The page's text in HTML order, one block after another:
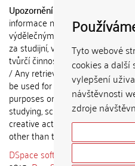
Tyto webové
cookies a další
vylepšení
návštěvnosti
zdroje
Upozornění / Notice:
informace nemohou být použity
výdělečným účelům nebo
za studijní, vědeckou nebo jinou
tvůrčí činnost jiné osoby než
/ Any retrieved information shall
be used for any commercial
purposes or claimed as results of
studying, scientific or any other
creative activities of any person
other than the author.
DSpace software
copyright ©